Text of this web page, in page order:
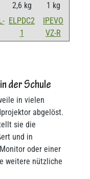
2,6 kg
1 kg
ELPDC2
1
IPEVO
VZ-R
der Schule
in vielen
abgelöst.
sie die
und in
oder einer
weitere nützliche